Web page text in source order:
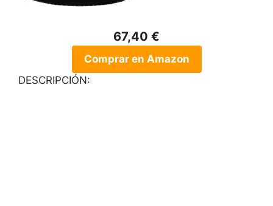
67,40 €
Comprar en Amazon
DESCRIPCIÓN: